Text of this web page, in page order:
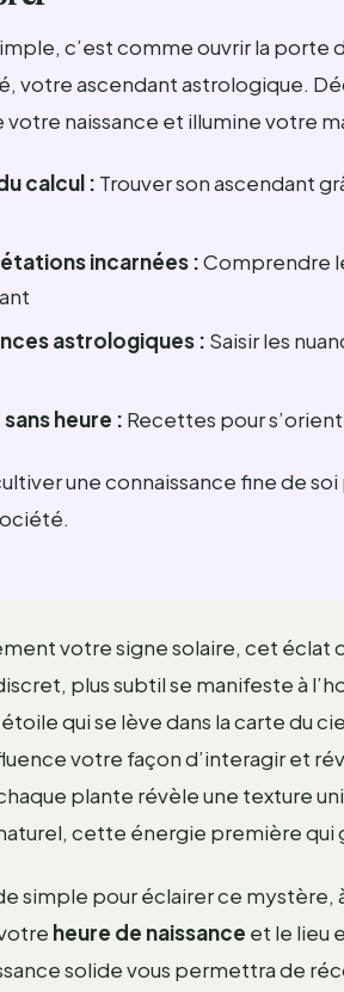
c’est comme ouvrir la
votre ascendant astrologique.
votre naissance et illumine votre
calcul : Trouver son ascendant
incarnées :Comprendre
astrologiques : Saisir les
heure : Recettes pour
une connaissance fine de
votre signe solaire, cet
plus subtil se manifeste à
qui se lève dans la carte du
votre façon d’interagir et
plante révèle une texture
cette énergie première qui
simple pour éclairer ce
heure de naissance et le lieu
solide vous permettra de